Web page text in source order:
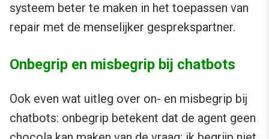
systeem beter te maken in het toepassen van
repair met de menselijker gesprekspartner.
Onbegrip en misbegrip bij chatbots
Ook even wat uitleg over on- en misbegrip bij
chatbots: onbegrip betekent dat de agent geen